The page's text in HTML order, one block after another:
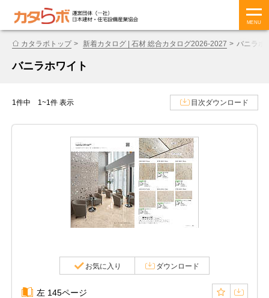
MENU
カタラボトップ 新着カタログ | 石材 総合カタログ2026-2027 バニラホ
バニラホワイト
1件中 1~1件 表示 目次ダウンロード
お気に入り ダウンロード
左 145ページ